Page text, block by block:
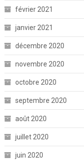
février 2021
janvier 2021
décembre 2020
novembre 2020
octobre 2020
septembre 2020
août 2020
juillet 2020
juin 2020